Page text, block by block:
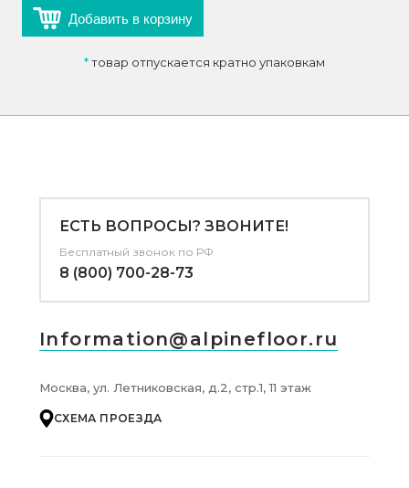
Добавить в корзину
*товар отпускается кратно упаковкам
ЕСТЬ ВОПРОСЫ? ЗВОНИТЕ!
Бесплатный звонок по РФ
8 (800) 700-28-73
Information@alpinefloor.ru
Москва, ул. Летниковская, д.2, стр.1, 11 этаж
СХЕМА ПРОЕЗДА